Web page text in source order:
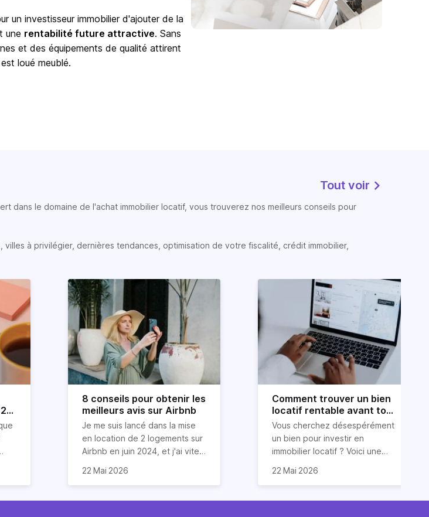
un investisseur immobilier d'ajouter de la
une rentabilité future attractive. Sans
et des équipements de qualité attirent
loué meublé.
Tout voir
dans le domaine de l'achat immobilier locatif, vous trouverez nos meilleurs conseils pour
à privilégier, dernières tendances, optimisation de votre fiscalité, crédit immobilier,
8 conseils pour obtenir les
meilleurs avis sur Airbnb
Je me suis lancé dans la mise
en location de 2 logements sur
Airbnb en juin 2024, et j'ai vite
exceptionnels, une
étoiles de la part de vos
22 Mai 2026
Comment trouver un bien
locatif rentable avant tout
le monde ?
Vous cherchez désespérément
un bien pour investir en
immobilier locatif ? Voici une
monde. Et cerise sur le gâteau :
22 Mai 2026